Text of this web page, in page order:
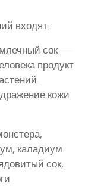
входят:
сок —
продукт
кожи
каладиум.
сок,